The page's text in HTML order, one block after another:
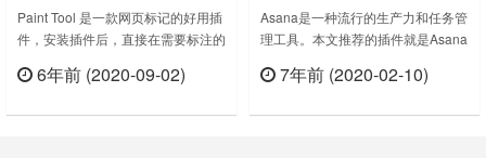
Chrome 在网页上添加标记绘
画并截图
Paint Tool 是一款网页标记的好用插
件，安装插件后，直接在需要标注的
是在团队同事之间的协作上，可谓是
6年前 (2020-09-02)
Asana是一种流行的生产力和任务管
理工具。本文推荐的插件就是Asana
方轻松管理您的任务，包括从您的
7年前 (2020-02-10)